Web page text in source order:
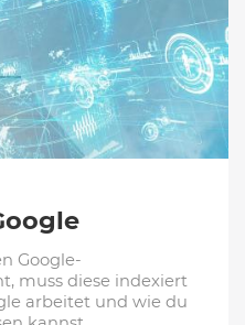
Google-
muss diese indexiert
arbeitet und wie du